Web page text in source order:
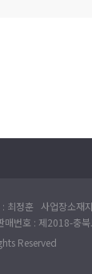
최정훈 사업장소
번호 : 제2018-충
Reserved